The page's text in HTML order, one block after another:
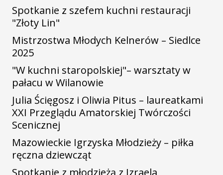
Spotkanie z szefem kuchni restauracji
"Złoty Lin"
Mistrzostwa Młodych Kelnerów – Siedlce
2025
"W kuchni staropolskiej"– warsztaty w
pałacu w Wilanowie
Julia Ścięgosz i Oliwia Pitus – laureatkami
XXI Przeglądu Amatorskiej Twórczości
Scenicznej
Mazowieckie Igrzyska Młodzieży – piłka
ręczna dziewcząt
Spotkanie z młodzieżą z Izraela